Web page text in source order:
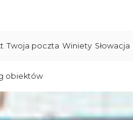
Twoja poczta Winiety Słowacja
obiektów